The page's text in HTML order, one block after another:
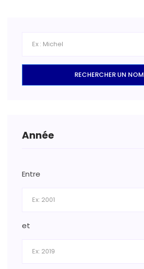
RECHERCHER UN NOM
Année
Entre
et